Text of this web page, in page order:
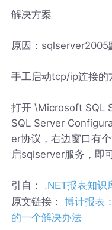
解决方案
原因：sqlserver2005
手工启动tcp/ip连接的
打开 \Microsoft SQL
SQL Server
er协议，右边窗口有
启sqlserver服务，即
引自： .NET报表知识
原文链接：博计报表
的一个解决办法